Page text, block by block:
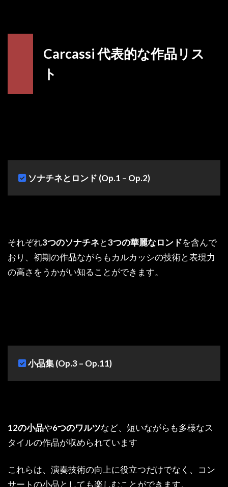
Carcassi 代表的な作品リス
ト
ソナチネとロンド (Op.1 – Op.2)
それぞれ3つのソナチネと3つの華麗なロンドを含んで
おり、初期の作品ながらもカルカッシの技術と表現力
の高さをうかがい知ることができます。
小品集 (Op.3 – Op.11)
12の小品や6つのワルツなど、短いながらも多様なス
タイルの作品が収められています
これらは、演奏技術の向上に役立つだけでなく、コン
サートの小品としても楽しむことができます。